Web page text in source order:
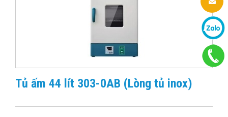
Tủ ấm 44 lít 303-0AB (Lòng tủ inox)